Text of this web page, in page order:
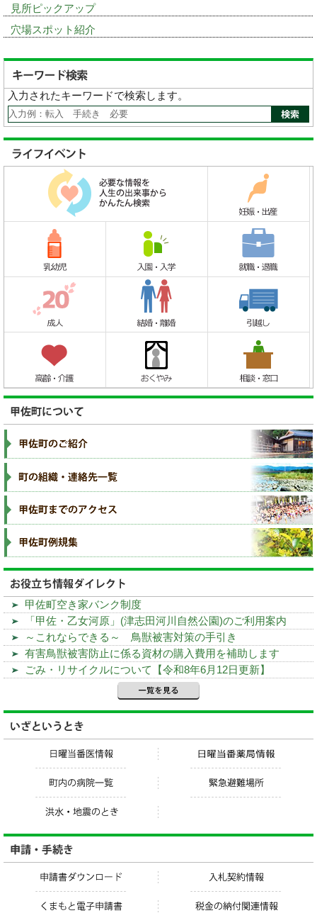
見所ピックアップ
穴場スポット紹介
入力されたキーワードで検索します。
甲佐町空き家バンク制度
「甲佐・乙女河原」(津志田河川自然公園)のご利用案内
～これならできる～ 鳥獣被害対策の手引き
有害鳥獣被害防止に係る資材の購入費用を補助します
ごみ・リサイクルについて【令和8年6月12日更新】